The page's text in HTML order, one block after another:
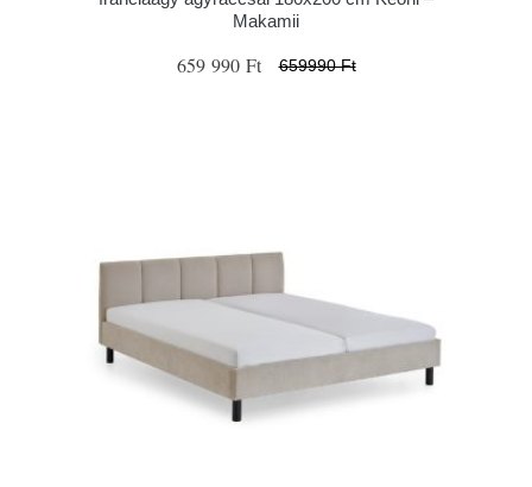
Makamii
659 990 Ft 659990 Ft